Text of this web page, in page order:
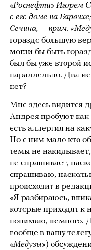
«Роснефти» Игорем
о его доме на
Сечина, — прим.
гораздо большую
могли бы быть
был бы уже второй
параллельно. Два
нет?
Мне здесь видится
Андрея пробуют как
есть аллергия на
Но с ним мало кто
темы не
не спрашивает,
спрашиваю,
происходит в
«Я разбираюсь,
которые приходят к
понимаю, немного.
вообще в вашу
«Медузы»)